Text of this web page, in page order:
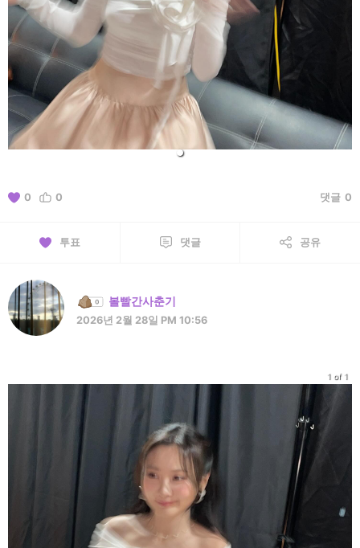
0 0 댓글 0
투표 댓글 공유
볼빨간사춘기
2026년 2월 28일 PM 10:56
1 of 1